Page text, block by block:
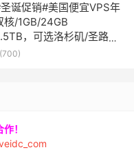
诞促销#美国便宜VPS年
/1GB/24GB
，可选洛杉矶/圣路易
！